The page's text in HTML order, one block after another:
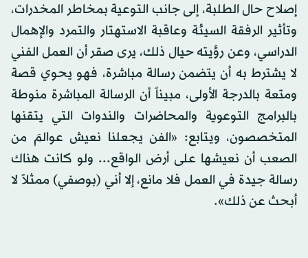
إصلاح حال الطلبة، إلى جانب التوعية بمخاطر المخدرات،
وتأثير الرفقة السيئة وعاقبة الاستهتار والتمرد والإهمال
الدراسي، وعن رؤيته حيال ذلك، يرى صقر أن العمل الفني
لا يشترط به أن يتضمن رسالة مباشرة، فهو يحوي قصة
ومتعة بالدرجة الأولى، مبيناً أن الرسالة المباشرة منوطة
بالبرامج التوعوية والمحاضرات والندوات التي يتقنها
المتخصصون، ويتابع: «الفن يجعلنا نعيش عوالمَ من
الصعب أن نعيشها على أرض الواقع... ولو كانت هناك
رسالة جيدة في العمل فلا مانع، إلا أني (بوصفي) ممثلاً لا
أبحث عن ذلك».